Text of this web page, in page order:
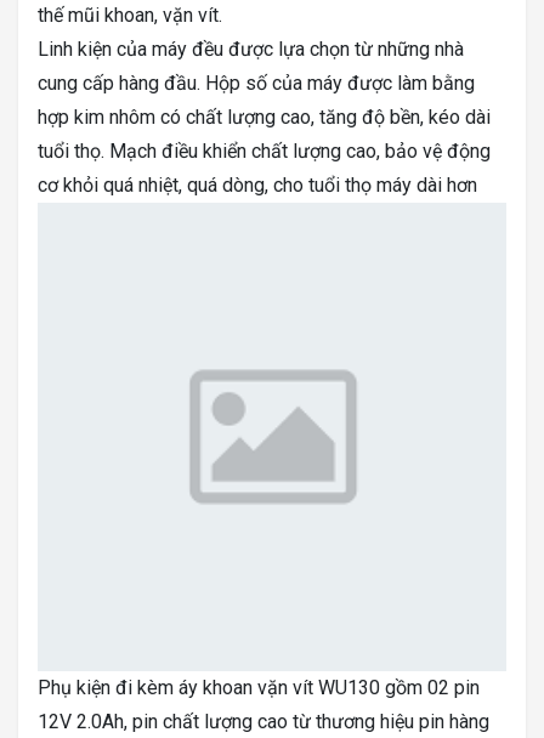
thế mũi khoan, vặn vít.
Linh kiện của máy đều được lựa chọn từ những nhà
cung cấp hàng đầu. Hộp số của máy được làm bằng
hợp kim nhôm có chất lượng cao, tăng độ bền, kéo dài
tuổi thọ. Mạch điều khiển chất lượng cao, bảo vệ động
cơ khỏi quá nhiệt, quá dòng, cho tuổi thọ máy dài hơn
Phụ kiện đi kèm áy khoan vặn vít WU130 gồm 02 pin
12V 2.0Ah, pin chất lượng cao từ thương hiệu pin hàng